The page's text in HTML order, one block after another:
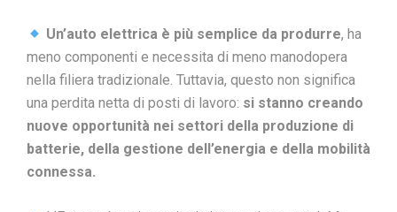
Un’auto elettrica è più semplice da produrre, ha
meno componenti e necessita di meno manodopera
nella filiera tradizionale. Tuttavia, questo non significa
una perdita netta di posti di lavoro: si stanno creando
nuove opportunità nei settori della produzione di
batterie, della gestione dell’energia e della mobilità
connessa.